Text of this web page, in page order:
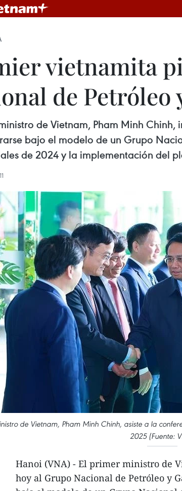
vietnamita
de Petróleo
de Vietnam, Pham Minh
bajo el modelo de un Grupo
de 2024 y la implementación del
de Vietnam, Pham Minh Chinh, asiste a la
2025 (Fuente:
Hanoi (VNA) - El primer ministro de
hoy al Grupo Nacional de Petróleo y